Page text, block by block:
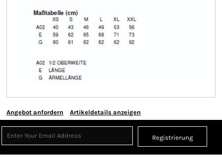
Angebot anfordern Artikeldetails anzeigen
Registrierung